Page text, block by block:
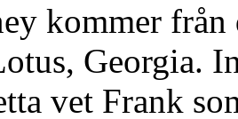
kommer från
Georgia.
vet Frank